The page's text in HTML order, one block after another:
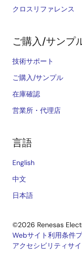
クロスリファレンス
ご購入/サンプ
技術サポート
ご購入/サンプル
在庫確認
営業所・代理店
言語
English
中文
日本語
©2026 Renesas
Legal
Webサイト利用条件
アクセシビリティサ